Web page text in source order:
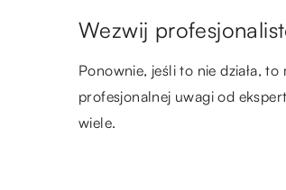
Wezwij
Ponownie, jeśli to nie działa,
profesjonalnej uwagi od
wiele.